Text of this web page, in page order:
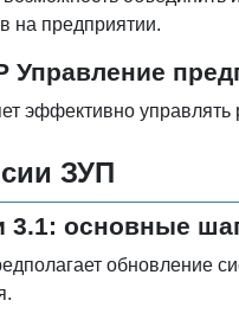
на предприятии.
Управление
эффективно
ЗУП
3.1: основные
обновление